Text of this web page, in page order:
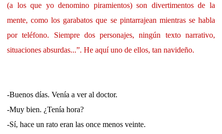
(a los que yo denomino piramientos) son divertimentos de la
mente, como los garabatos que se pintarrajean mientras se habla
por teléfono. Siempre dos personajes, ningún texto narrativo,
situaciones absurdas...”. He aquí uno de ellos, tan navideño.
-Buenos días. Venía a ver al doctor.
-Muy bien. ¿Tenía hora?
-Sí, hace un rato eran las once menos veinte.